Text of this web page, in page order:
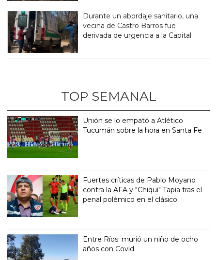
Durante un abordaje sanitario, una
vecina de Castro Barros fue
derivada de urgencia a la Capital
TOP SEMANAL
Unión se lo empató a Atlético
Tucumán sobre la hora en Santa Fe
Fuertes críticas de Pablo Moyano
contra la AFA y "Chiqui" Tapia tras el
penal polémico en el clásico
Entre Ríos: murió un niño de ocho
años con Covid